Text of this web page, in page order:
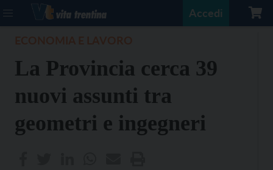
Accedi
La Provincia cerca 39
nuovi assunti tra
geometri e ingegneri